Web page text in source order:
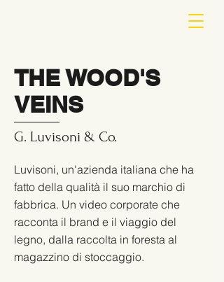
THE WOOD'S
VEINS
G. Luvisoni & Co.
Luvisoni, un'azienda italiana che ha
fatto della qualità il suo marchio di
fabbrica. Un video corporate che
racconta il brand e il viaggio del
legno, dalla raccolta in foresta al
magazzino di stoccaggio.